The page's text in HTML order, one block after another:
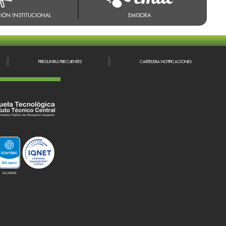
INSTITUCIONAL EMISORA
PREGUNTAS FRECUENTES CARTELERA NOTIFICACIONES